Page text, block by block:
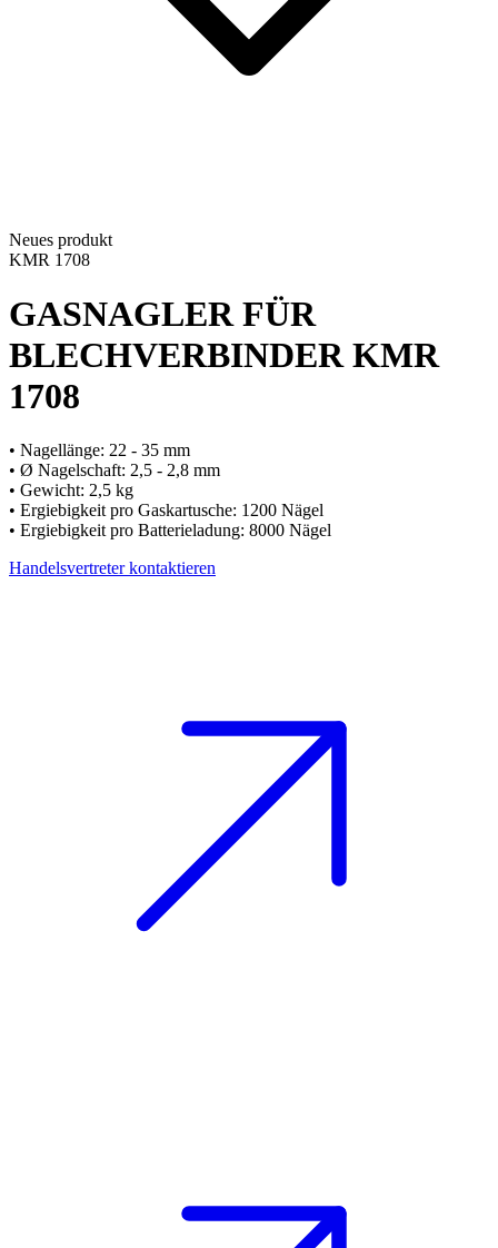
Neues produkt
KMR 1708
GASNAGLER FÜR
BLECHVERBINDER KMR
1708
• Nagellänge: 22 - 35 mm
• Ø Nagelschaft: 2,5 - 2,8 mm
• Gewicht: 2,5 kg
• Ergiebigkeit pro Gaskartusche: 1200 Nägel
• Ergiebigkeit pro Batterieladung: 8000 Nägel
Handelsvertreter kontaktieren